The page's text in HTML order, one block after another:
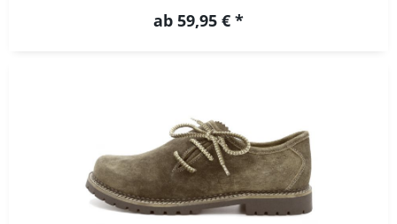
ab 59,95 € *